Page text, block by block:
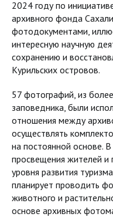
2024 году по
архивного фонда
фотодокументами,
интересную научную
сохранению и
Курильских островов.
57 фотографий, из
заповедника, были
отношения между
осуществлять
на постоянной основе.
просвещения жителей и
уровня развития
планирует проводить
животного и
основе архивных